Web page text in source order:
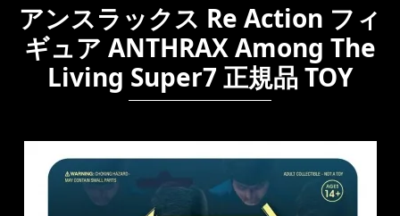
アンスラックス Re Action フィ
ギュア ANTHRAX Among The
Living Super7 正規品 TOY